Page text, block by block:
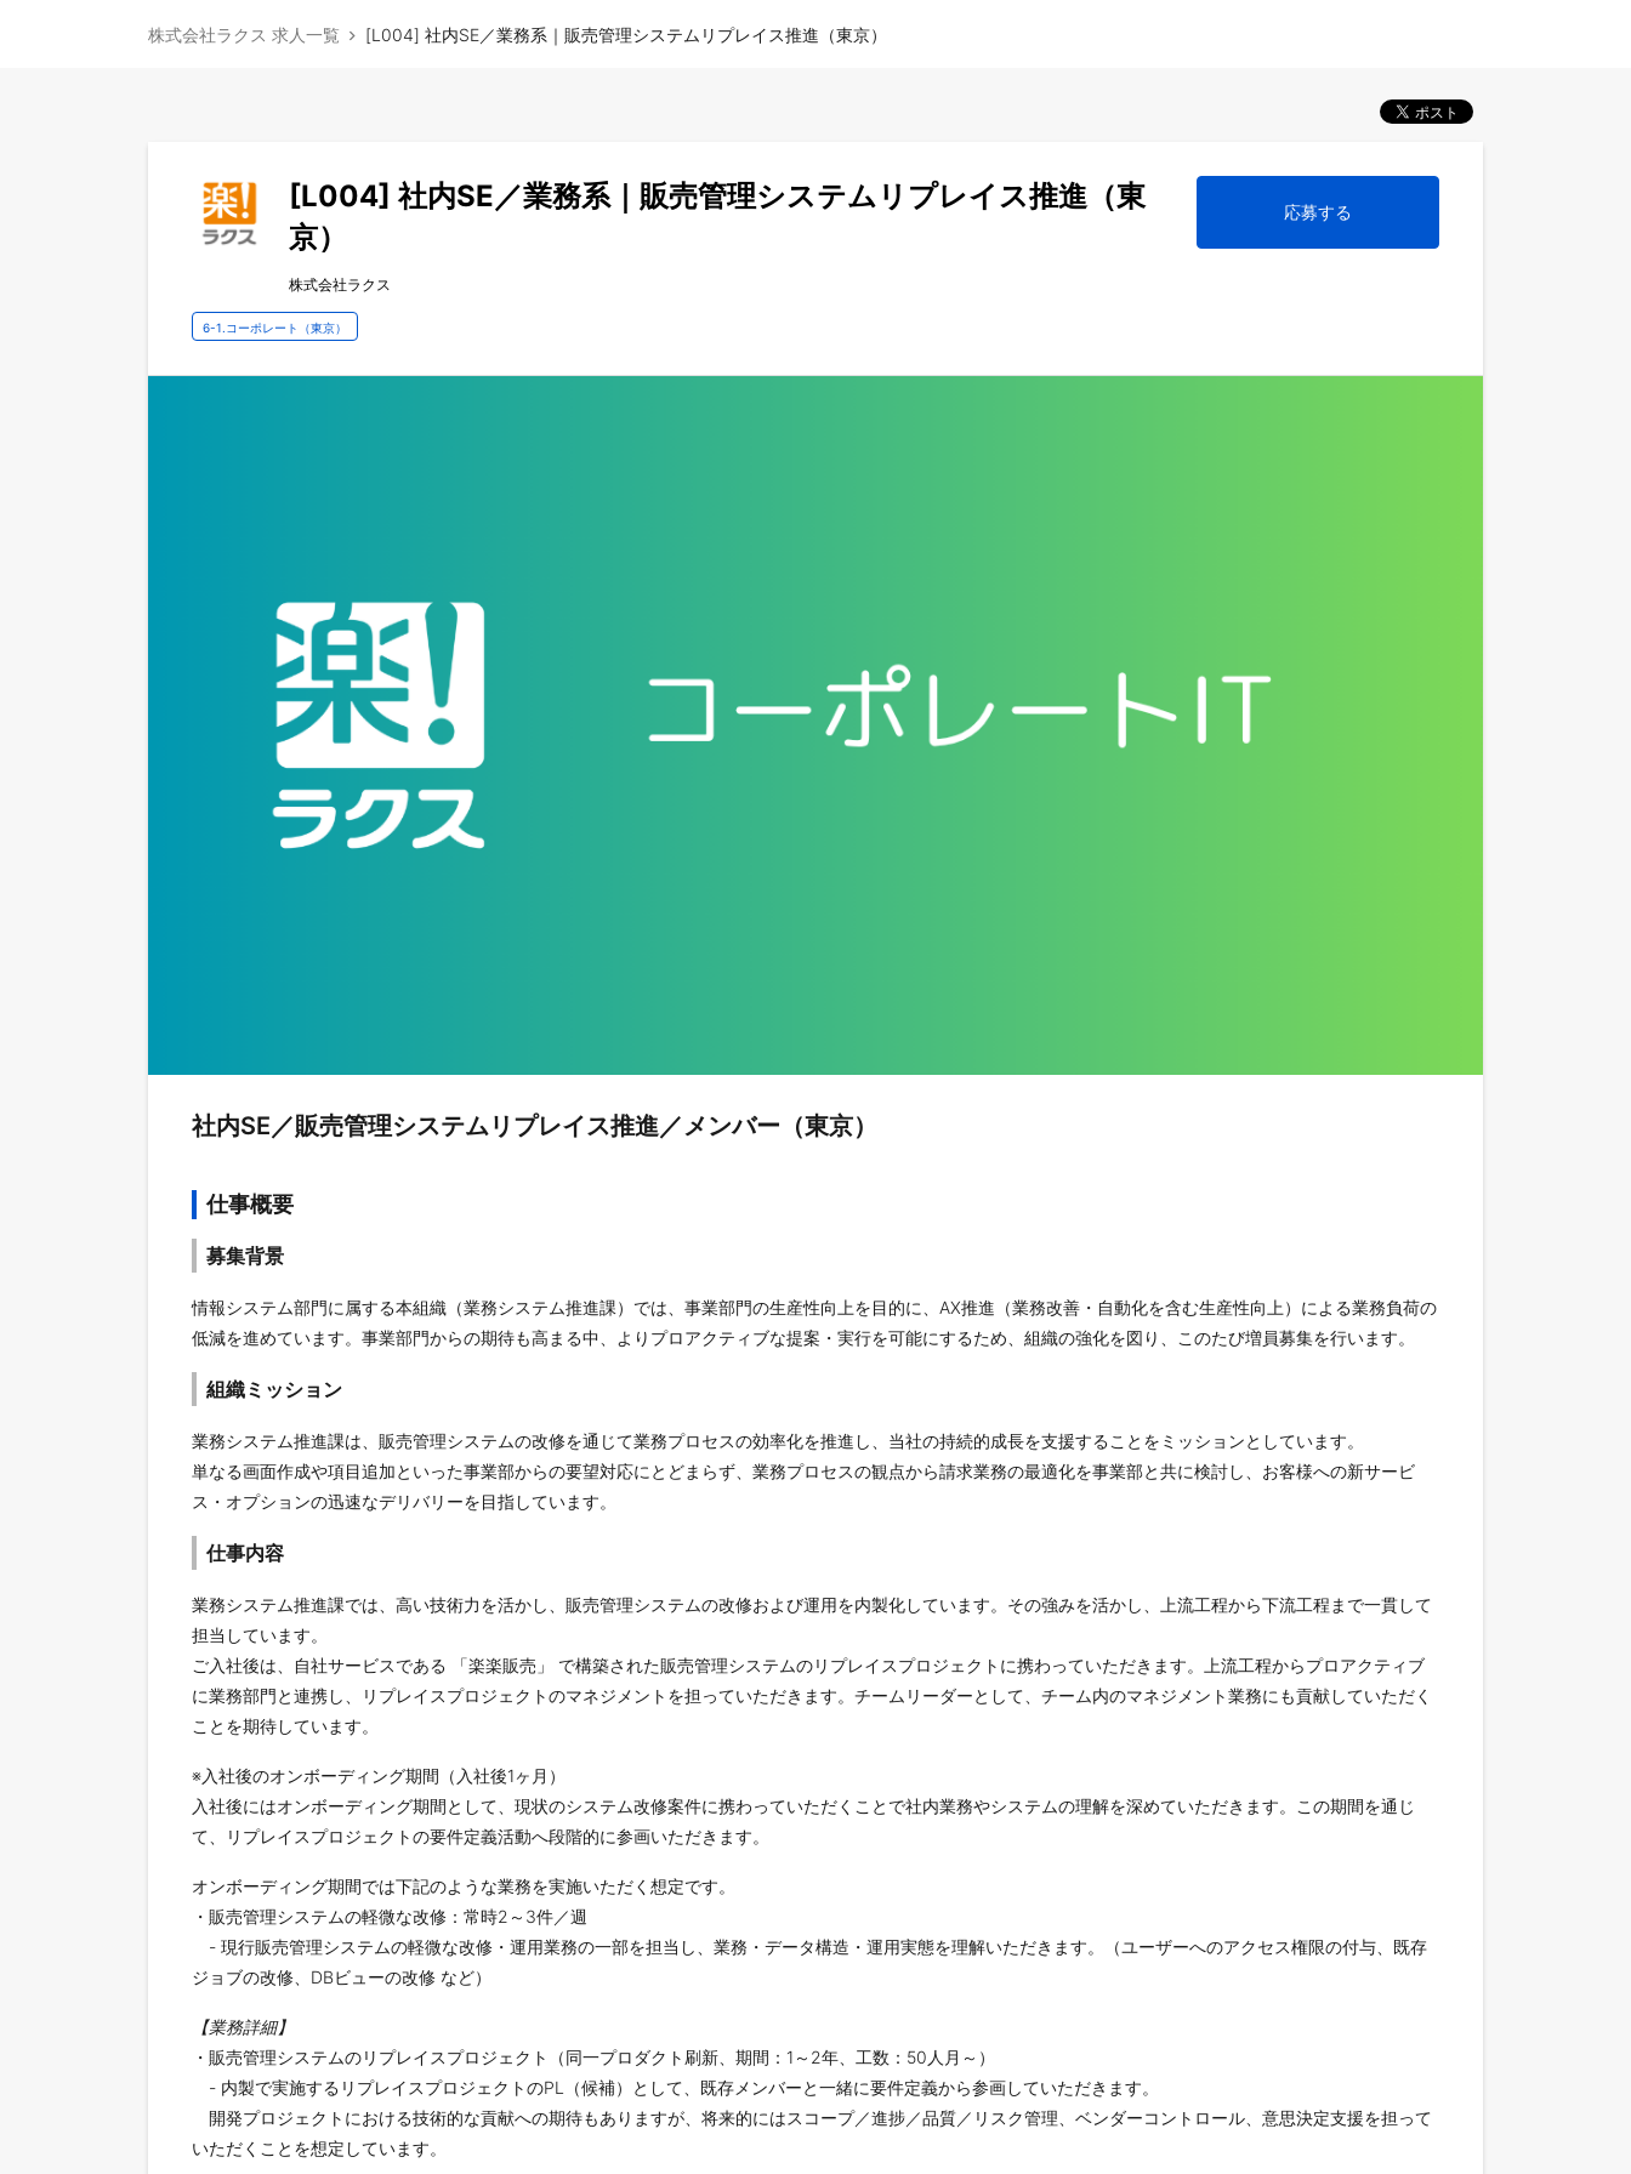
株式会社ラクス 求人一覧 [L004] 社内SE／業務系｜販売管理システムリプレイス推進（東京）
[L004] 社内SE／業務系｜販売管理システムリプレイス推進（東
京）
株式会社ラクス
応募する
6-1.コーポレート（東京）
社内SE／販売管理システムリプレイス推進／メンバー（東京）
仕事概要
募集背景
情報システム部門に属する本組織（業務システム推進課）では、事業部門の生産性向上を目的に、AX推進（業務改善・自動化を含む生産性向上）による業務負荷の
低減を進めています。事業部門からの期待も高まる中、よりプロアクティブな提案・実行を可能にするため、組織の強化を図り、このたび増員募集を行います。
組織ミッション
業務システム推進課は、販売管理システムの改修を通じて業務プロセスの効率化を推進し、当社の持続的成長を支援することをミッションとしています。
単なる画面作成や項目追加といった事業部からの要望対応にとどまらず、業務プロセスの観点から請求業務の最適化を事業部と共に検討し、お客様への新サービ
ス・オプションの迅速なデリバリーを目指しています。
仕事内容
業務システム推進課では、高い技術力を活かし、販売管理システムの改修および運用を内製化しています。その強みを活かし、上流工程から下流工程まで一貫して
担当しています。
ご入社後は、自社サービスである 「楽楽販売」 で構築された販売管理システムのリプレイスプロジェクトに携わっていただきます。上流工程からプロアクティブ
に業務部門と連携し、リプレイスプロジェクトのマネジメントを担っていただきます。チームリーダーとして、チーム内のマネジメント業務にも貢献していただく
ことを期待しています。
※入社後のオンボーディング期間（入社後1ヶ月）
入社後にはオンボーディング期間として、現状のシステム改修案件に携わっていただくことで社内業務やシステムの理解を深めていただきます。この期間を通じ
て、リプレイスプロジェクトの要件定義活動へ段階的に参画いただきます。
オンボーディング期間では下記のような業務を実施いただく想定です。
・販売管理システムの軽微な改修：常時2～3件／週
- 現行販売管理システムの軽微な改修・運用業務の一部を担当し、業務・データ構造・運用実態を理解いただきます。（ユーザーへのアクセス権限の付与、既存
ジョブの改修、DBビューの改修 など）
【業務詳細】
・販売管理システムのリプレイスプロジェクト（同一プロダクト刷新、期間：1～2年、工数：50人月～）
- 内製で実施するリプレイスプロジェクトのPL（候補）として、既存メンバーと一緒に要件定義から参画していただきます。
開発プロジェクトにおける技術的な貢献への期待もありますが、将来的にはスコープ／進捗／品質／リスク管理、ベンダーコントロール、意思決定支援を担って
いただくことを想定しています。